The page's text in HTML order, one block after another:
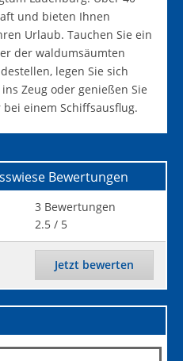
und bieten Ihnen
Urlaub. Tauchen Sie ein
der waldumsäumten
legen Sie sich
Zeug oder genießen Sie
einem Schiffsausflug.
Bewertungen
3 Bewertungen
2.5 / 5
Jetzt bewerten